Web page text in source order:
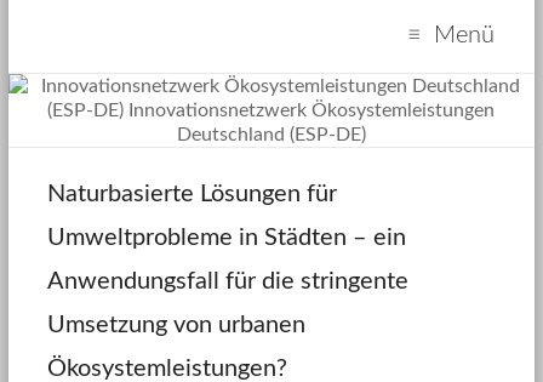
Menü
Naturbasierte Lösungen für
Umweltprobleme in Städten – ein
Anwendungsfall für die stringente
Umsetzung von urbanen
Ökosystemleistungen?